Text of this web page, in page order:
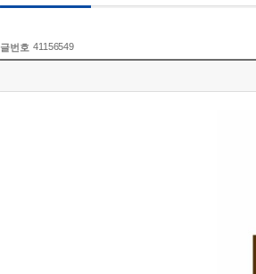
글번호 41156549